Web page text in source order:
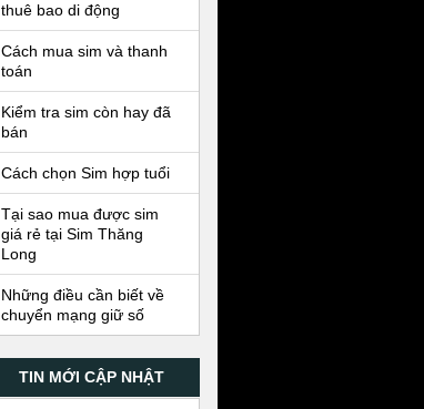
thuê bao di động
Cách mua sim và thanh
toán
Kiểm tra sim còn hay đã
bán
Cách chọn Sim hợp tuổi
Tại sao mua được sim
giá rẻ tại Sim Thăng
Long
Những điều cần biết về
chuyển mạng giữ số
TIN MỚI CẬP NHẬT